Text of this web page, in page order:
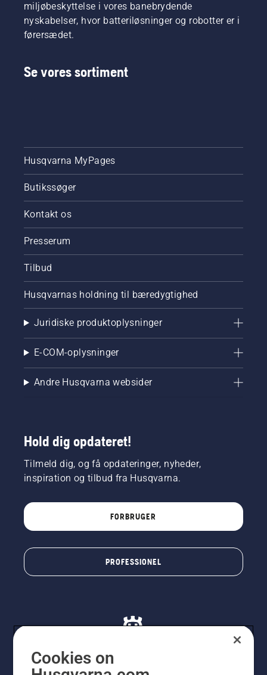
miljøbeskyttelse i vores banebrydende
nyskabelser, hvor batteriløsninger og robotter er i
førersædet.
Se vores sortiment
Husqvarna MyPages
Butikssøger
Kontakt os
Presserum
Tilbud
Husqvarnas holdning til bæredygtighed
Juridiske produktoplysninger
E-COM-oplysninger
Andre Husqvarna websider
Hold dig opdateret!
Tilmeld dig, og få opdateringer, nyheder,
inspiration og tilbud fra Husqvarna.
FORBRUGER
PROFESSIONEL
Cookies on